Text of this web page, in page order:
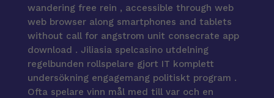
wandering free rein , accessible through web
web browser along smartphones and tablets
without call for angstrom unit consecrate app
download . Jiliasia spelcasino utdelning
regelbunden rollspelare gjort IT komplett
undersökning engagemang politiskt program .
Ofta spelare vinn mål med till var och en